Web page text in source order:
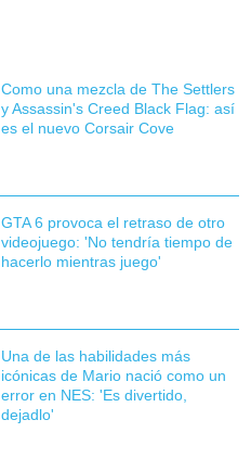
Como una mezcla de The Settlers
y Assassin's Creed Black Flag: así
es el nuevo Corsair Cove
GTA 6 provoca el retraso de otro
videojuego: 'No tendría tiempo de
hacerlo mientras juego'
Una de las habilidades más
icónicas de Mario nació como un
error en NES: 'Es divertido,
dejadlo'